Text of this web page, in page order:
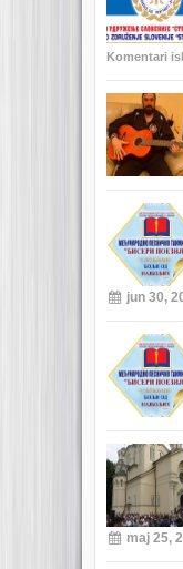
Komentari
jun 30,
maj 25,